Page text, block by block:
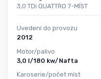
3,0 TDi QUATTRO 7-MÍST
Uvedení do provozu
2012
Motor/palivo
3,0 l/180 kw/Nafta
Karoserie/počet míst